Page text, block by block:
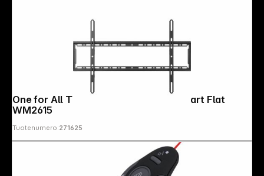
One for All TV Wandhalterung 90" Smart Flat
WM2615
Tuotenumero:271625
Copyright © 2000 - 2026 DIFOX. All rights reserved.